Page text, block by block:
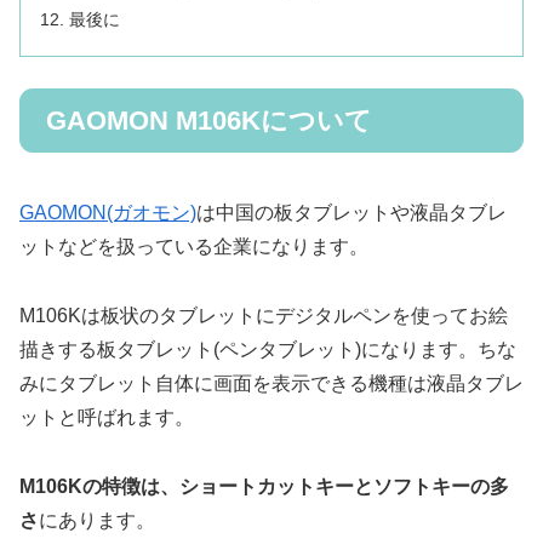
最後に
GAOMON M106Kについて
GAOMON(ガオモン)は中国の板タブレットや液晶タブレ
ットなどを扱っている企業になります。
M106Kは板状のタブレットにデジタルペンを使ってお絵
描きする板タブレット(ペンタブレット)になります。ちな
みにタブレット自体に画面を表示できる機種は液晶タブレ
ットと呼ばれます。
M106Kの特徴は、ショートカットキーとソフトキーの多
さにあります。